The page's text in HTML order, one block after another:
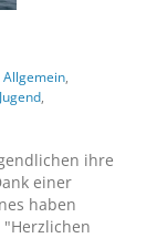
Allgemein,
Jugend,
ihre
einer
haben